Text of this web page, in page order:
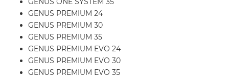
GENUS PREMIUM 24
GENUS PREMIUM 30
GENUS PREMIUM 35
GENUS PREMIUM EVO 24
GENUS PREMIUM EVO 30
GENUS PREMIUM EVO 35